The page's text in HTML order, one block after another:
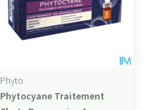
Phyto
Phytocyane Traitement